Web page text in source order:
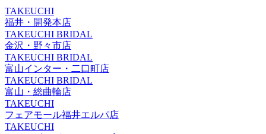
TAKEUCHI
福井・開発本店
TAKEUCHI BRIDAL
金沢・野々市店
TAKEUCHI BRIDAL
富山インター・二口町店
TAKEUCHI BRIDAL
富山・総曲輪店
TAKEUCHI
フェアモール福井エルパ店
TAKEUCHI